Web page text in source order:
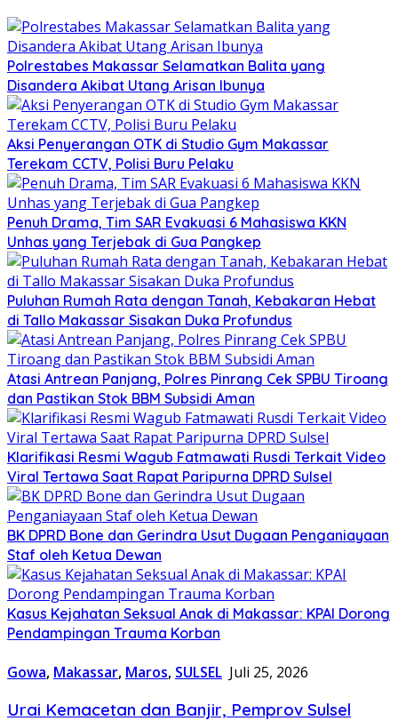
Polrestabes Makassar Selamatkan Balita yang
Disandera Akibat Utang Arisan Ibunya
Aksi Penyerangan OTK di Studio Gym Makassar
Terekam CCTV, Polisi Buru Pelaku
Penuh Drama, Tim SAR Evakuasi 6 Mahasiswa KKN
Unhas yang Terjebak di Gua Pangkep
Puluhan Rumah Rata dengan Tanah, Kebakaran Hebat
di Tallo Makassar Sisakan Duka Profundus
Atasi Antrean Panjang, Polres Pinrang Cek SPBU Tiroang
dan Pastikan Stok BBM Subsidi Aman
Klarifikasi Resmi Wagub Fatmawati Rusdi Terkait Video
Viral Tertawa Saat Rapat Paripurna DPRD Sulsel
BK DPRD Bone dan Gerindra Usut Dugaan Penganiayaan
Staf oleh Ketua Dewan
Kasus Kejahatan Seksual Anak di Makassar: KPAI Dorong
Pendampingan Trauma Korban
Gowa, Makassar, Maros, SULSEL Juli 25, 2026
Urai Kemacetan dan Banjir, Pemprov Sulsel